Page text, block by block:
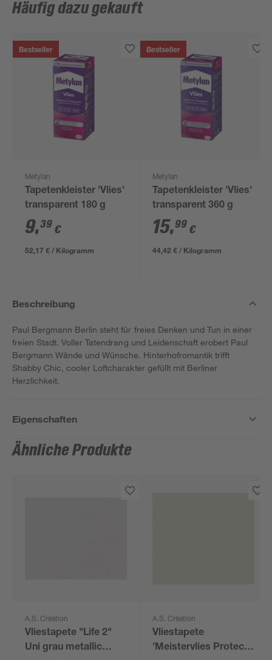
Häufig dazu gekauft
Bestseller
Metylan
Tapetenkleister 'Vlies'
transparent 180 g
9,39 €
52,17 € / Kilogramm
Bestseller
Metylan
Tapetenkleister 'Vlies'
transparent 360 g
15,99 €
44,42 € / Kilogramm
Beschreibung
Paul Bergmann Berlin steht für freies Denken und Tun in einer
freien Stadt. Voller Tatendrang und Leidenschaft erobert Paul
Bergmann Wände und Wünsche. Hinterhofromantik trifft
Shabby Chic, cooler Loftcharakter gefüllt mit Berliner
Herzlichkeit.
Eigenschaften
Ähnliche Produkte
A.S. Création
Vliestapete "Life 2"
Uni grau metallic
A.S. Création
Vliestapete
'Meistervlies Protect